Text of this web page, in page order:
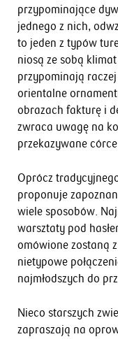
przypominające
jednego z nich,
to jeden z typów
niosą ze sobą
przypominają
orientalne
obrazach fakturę i
zwraca uwagę na
przekazywane
Oprócz
proponuje
wiele sposobów.
warsztaty pod
omówione zostaną
nietypowe
najmłodszych do
Nieco starszych
zapraszają na